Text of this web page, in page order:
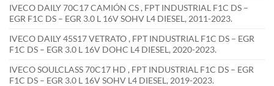
IVECO DAILY 70C17 CAMIÓN CS , FPT INDUSTRIAL F1C DS –
EGR F1C DS – EGR 3.0 L 16V SOHV L4 DIESEL, 2011-2023.
IVECO DAILY 45S17 VETRATO , FPT INDUSTRIAL F1C DS – EGR
F1C DS – EGR 3.0 L 16V DOHC L4 DIESEL, 2020-2023.
IVECO SOULCLASS 70C17 HD , FPT INDUSTRIAL F1C DS – EGR
F1C DS – EGR 3.0 L 16V SOHV L4 DIESEL, 2019-2023.